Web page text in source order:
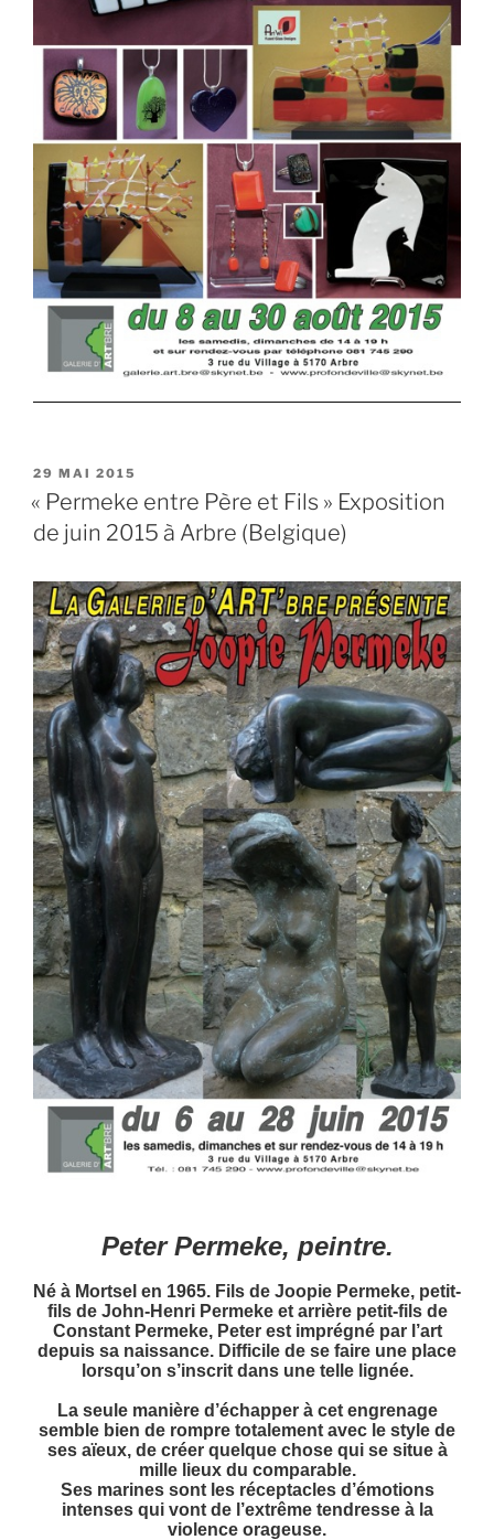
PUBLIÉ
LE
29 MAI 2015
« Permeke entre Père et Fils » Exposition
de juin 2015 à Arbre (Belgique)
Peter Permeke, peintre.
Né à Mortsel en 1965. Fils de Joopie Permeke, petit-
fils de John-Henri Permeke et arrière petit-fils de
Constant Permeke, Peter est imprégné par l’art
depuis sa naissance. Difficile de se faire une place
lorsqu’on s’inscrit dans une telle lignée.
La seule manière d’échapper à cet engrenage
semble bien de rompre totalement avec le style de
ses aïeux, de créer quelque chose qui se situe à
mille lieux du comparable.
Ses marines sont les réceptacles d’émotions
intenses qui vont de l’extrême tendresse à la
violence orageuse.